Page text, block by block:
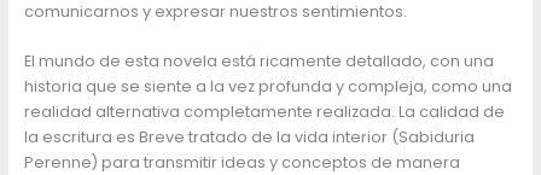
comunicarnos y expresar nuestros sentimientos.
El mundo de esta novela está ricamente detallado, con una
historia que se siente a la vez profunda y compleja, como una
realidad alternativa completamente realizada. La calidad de
la escritura es Breve tratado de la vida interior (Sabiduria
Perenne) para transmitir ideas y conceptos de manera